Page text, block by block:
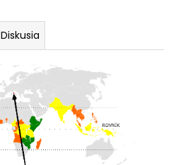
Diskusia